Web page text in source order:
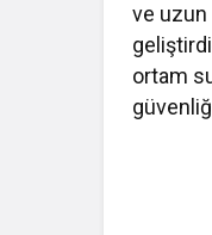
ve uzun
ortam